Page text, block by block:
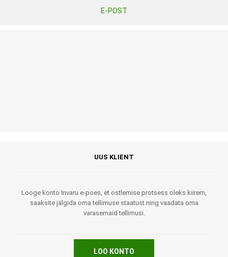
E-POST
UUS KLIENT
Looge konto Invaru e-poes, et ostlemise protsess oleks kiirem,
saaksite jälgida oma tellimuse staatust ning vaadata oma
varasemaid tellimusi.
LOO KONTO